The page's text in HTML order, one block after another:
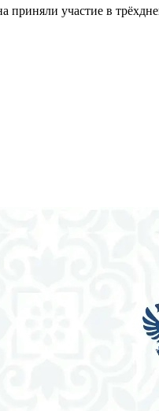
участие в